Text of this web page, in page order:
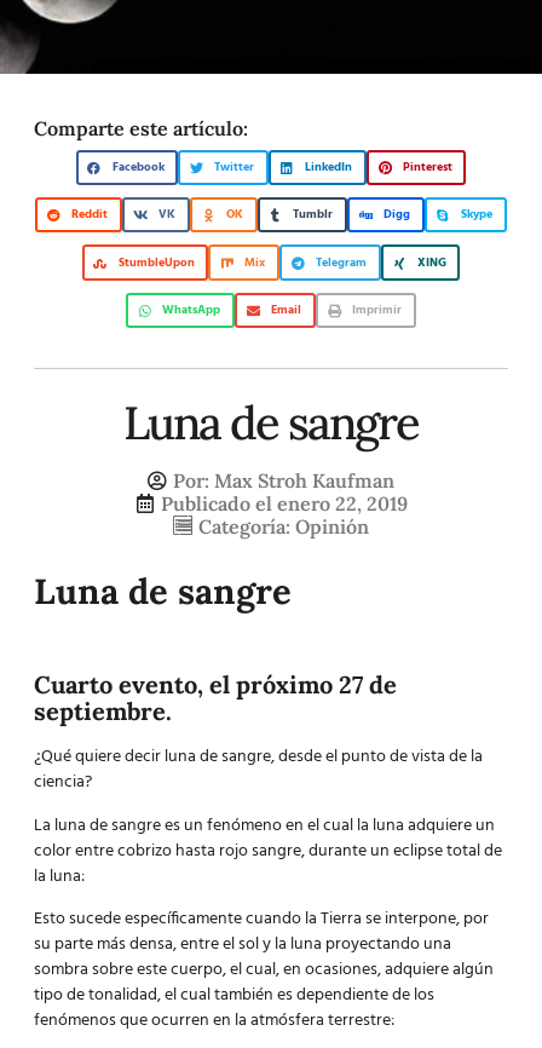
Comparte este artículo:
Facebook Twitter LinkedIn Pinterest
Reddit VK OK Tumblr Digg Skype
StumbleUpon Mix Telegram XING
WhatsApp Email Imprimir
Luna de sangre
Por: Max Stroh Kaufman
Publicado el enero 22, 2019
Categoría: Opinión
Luna de sangre
Cuarto evento, el próximo 27 de
septiembre.
¿Qué quiere decir luna de sangre, desde el punto de vista de la
ciencia?
La luna de sangre es un fenómeno en el cual la luna adquiere un
color entre cobrizo hasta rojo sangre, durante un eclipse total de
la luna:
Esto sucede específicamente cuando la Tierra se interpone, por
su parte más densa, entre el sol y la luna proyectando una
sombra sobre este cuerpo, el cual, en ocasiones, adquiere algún
tipo de tonalidad, el cual también es dependiente de los
fenómenos que ocurren en la atmósfera terrestre: